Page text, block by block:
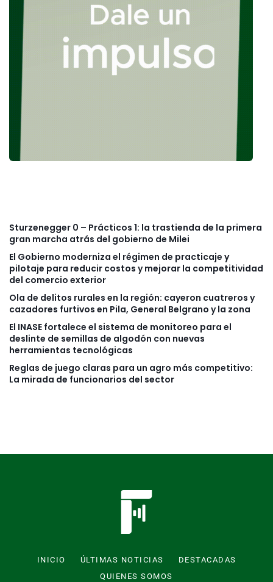
Sturzenegger 0 – Prácticos 1: la trastienda de la primera
gran marcha atrás del gobierno de Milei
El Gobierno moderniza el régimen de practicaje y
pilotaje para reducir costos y mejorar la competitividad
del comercio exterior
Ola de delitos rurales en la región: cayeron cuatreros y
cazadores furtivos en Pila, General Belgrano y la zona
El INASE fortalece el sistema de monitoreo para el
deslinte de semillas de algodón con nuevas
herramientas tecnológicas
Reglas de juego claras para un agro más competitivo:
La mirada de funcionarios del sector
INICIO ÚLTIMAS NOTICIAS
DESTACADAS
QUIENES SOMOS